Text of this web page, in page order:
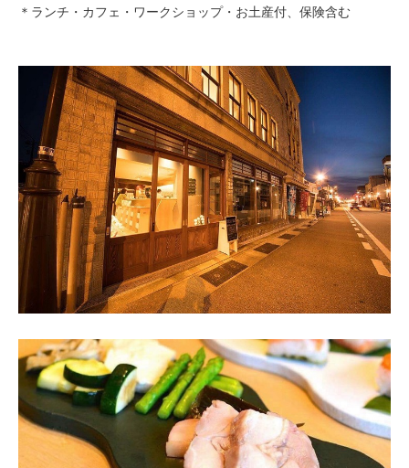
＊ランチ・カフェ・ワークショップ・お土産付、保険含む